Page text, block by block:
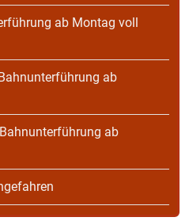
ab Montag voll
ab
ab